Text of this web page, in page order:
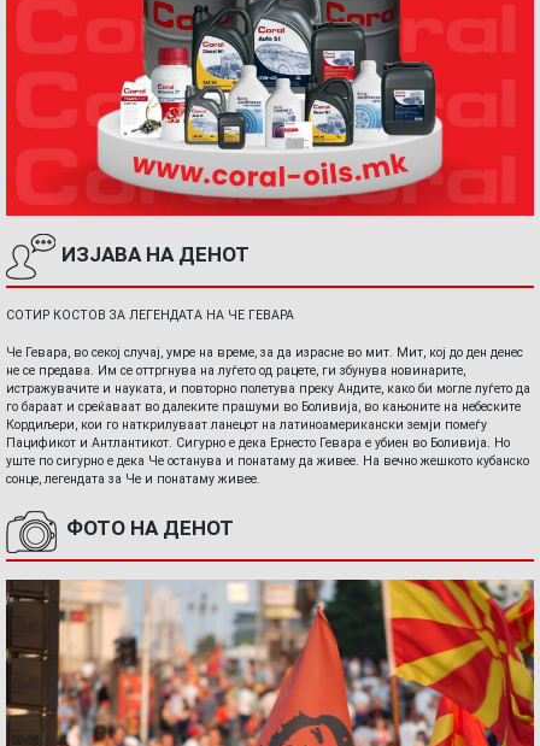
ИЗЈАВА НА ДЕНОТ
СОТИР КОСТОВ ЗА ЛЕГЕНДАТА НА ЧЕ ГЕВАРА
Че Гевара, во секој случај, умре на време, за да израсне во мит. Мит, кој до ден денес
не се предава. Им се оттргнува на луѓето од рацете, ги збунува новинарите,
истражувачите и науката, и повторно полетува преку Андите, како би могле луѓето да
го бараат и среќаваат во далеките прашуми во Боливија, во кањоните на небеските
Кордиљери, кои го наткрилуваат ланецот на латиноамерикански земји помеѓу
Пацификот и Антлантикот. Сигурно е дека Ернесто Гевара е убиен во Боливија. Но
уште по сигурно е дека Че останува и понатаму да живее. На вечно жешкото кубанско
сонце, легендата за Че и понатаму живее.
ФОТО НА ДЕНОТ